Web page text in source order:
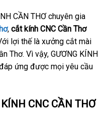
CẦN THƠ chuyên gia
, cắt kính CNC Cần Thơ
lợi thế là xưởng cắt mài
Thơ. Vì vậy, GƯƠNG KÍNH
ứng được mọi yêu cầu
CNC CẦN THƠ